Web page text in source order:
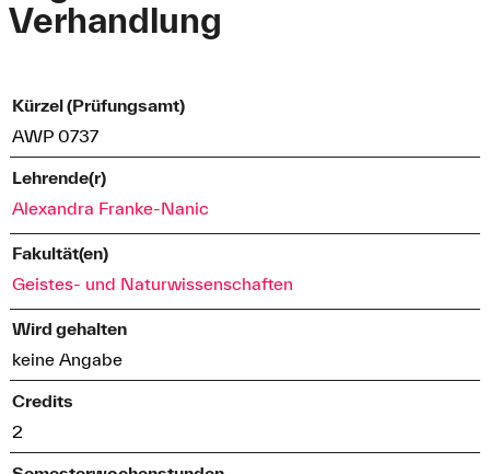
Verhandlung
Kürzel (Prüfungsamt)
AWP 0737
Lehrende(r)
Alexandra Franke-Nanic
Fakultät(en)
Geistes- und Naturwissenschaften
Wird gehalten
keine Angabe
Credits
2